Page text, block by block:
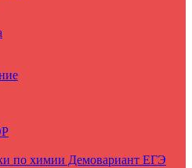
по химии Демовариант ЕГЭ